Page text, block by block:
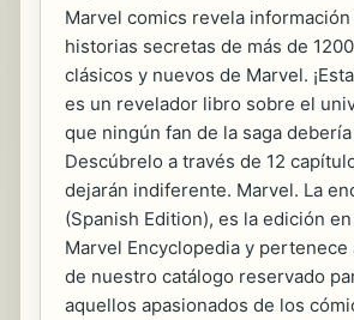
Marvel comics revela información
historias secretas de más de
clásicos y nuevos de Marvel.
es un revelador libro sobre el
que ningún fan de la saga
Descúbrelo a través de 12
dejarán indiferente. Marvel. La
(Spanish Edition), es la edición
Marvel Encyclopedia y pertenece
de nuestro catálogo reservado
aquellos apasionados de los